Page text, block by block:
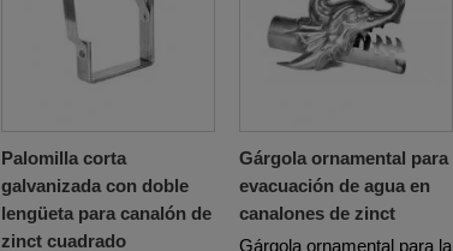
Palomilla corta
galvanizada con doble
lengüeta para canalón de
zinct cuadrado
Gárgola ornamental para
evacuación de agua en
canalones de zinct
Gárgola ornamental para la